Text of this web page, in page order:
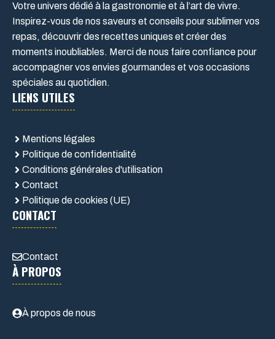
Votre univers dédié à la gastronomie et à l’art de vivre.
Inspirez-vous de nos saveurs et conseils pour sublimer vos
repas, découvrir des recettes uniques et créer des
moments inoubliables. Merci de nous faire confiance pour
accompagner vos envies gourmandes et vos occasions
spéciales au quotidien.
LIENS UTILES
Mentions légales
Politique de confidentialité
Conditions générales d'utilisation
Contact
Politique de cookies (UE)
CONTACT
Contact
À PROPOS
À propos de nous